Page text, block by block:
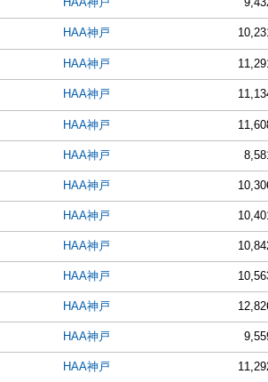
HAA神戸
HAA神戸
HAA神戸
HAA神戸
HAA神戸
HAA神戸
HAA神戸
HAA神戸
HAA神戸
HAA神戸
HAA神戸
HAA神戸